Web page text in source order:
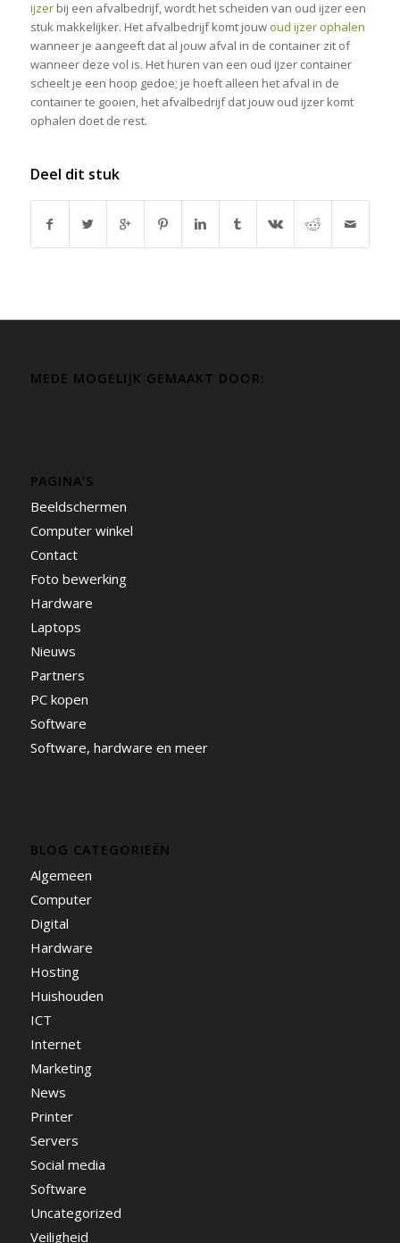
ijzerbij een afvalbedrijf, wordt het scheiden van oud ijzer een
stuk makkelijker. Het afvalbedrijf komt jouw oud ijzer ophalen
wanneer je aangeeft dat al jouw afval in de container zit of
wanneer deze vol is. Het huren van een oud ijzer container
scheelt je een hoop gedoe; je hoeft alleen het afval in de
container te gooien, het afvalbedrijf dat jouw oud ijzer komt
ophalen doet de rest.
Deel dit stuk
MEDE MOGELIJK GEMAAKT DOOR:
PAGINA’S
Beeldschermen
Computer winkel
Contact
Foto bewerking
Hardware
Laptops
Nieuws
Partners
PC kopen
Software
Software, hardware en meer
BLOG CATEGORIEËN
Algemeen
Computer
Digital
Hardware
Hosting
Huishouden
ICT
Internet
Marketing
News
Printer
Servers
Social media
Software
Uncategorized
Veiligheid